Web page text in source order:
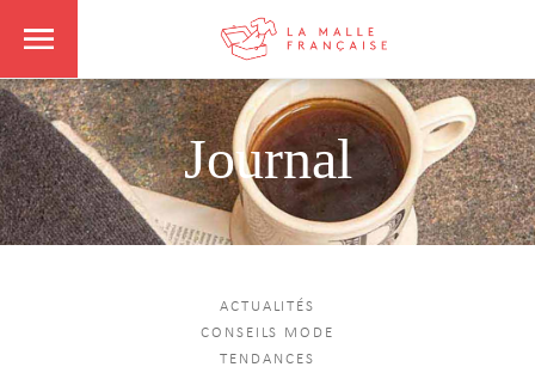
Journal
ACTUALITÉS
CONSEILS MODE
TENDANCES